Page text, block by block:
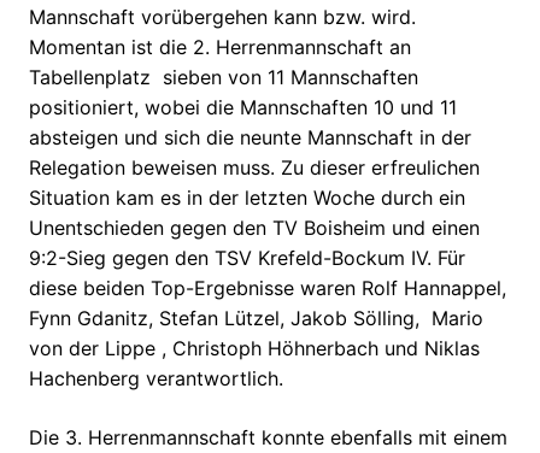
Mannschaft vorübergehen kann bzw. wird.
Momentan ist die 2. Herrenmannschaft an
Tabellenplatz sieben von 11 Mannschaften
positioniert, wobei die Mannschaften 10 und 11
absteigen und sich die neunte Mannschaft in der
Relegation beweisen muss. Zu dieser erfreulichen
Situation kam es in der letzten Woche durch ein
Unentschieden gegen den TV Boisheim und einen
9:2-Sieg gegen den TSV Krefeld-Bockum IV. Für
diese beiden Top-Ergebnisse waren Rolf Hannappel,
Fynn Gdanitz, Stefan Lützel, Jakob Sölling, Mario
von der Lippe , Christoph Höhnerbach und Niklas
Hachenberg verantwortlich.
Die 3. Herrenmannschaft konnte ebenfalls mit einem